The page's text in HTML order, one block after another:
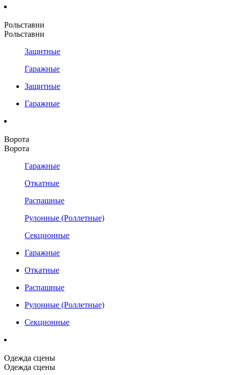
Рольставни
Рольставни
Защитные
Гаражные
Защитные
Гаражные
Ворота
Ворота
Гаражные
Откатные
Распашные
Рулонные (Роллетные)
Секционные
Гаражные
Откатные
Распашные
Рулонные (Роллетные)
Секционные
Одежда сцены
Одежда сцены